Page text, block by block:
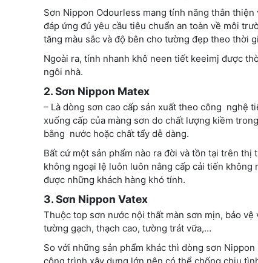
Sơn Nippon Odourless mang tính năng thân
đáp ứng đủ yêu cầu tiêu chuẩn an toàn về môi
tăng màu sắc và độ bên cho tường đẹp theo thời
Ngoài ra, tính nhanh khô neen tiết keeimj được
ngôi nhà.
2. Sơn Nippon Matex
– Là dòng sơn cao cấp sản xuất theo công nghệ
xuống cấp của màng sơn do chất lượng kiềm
bằng nước hoặc chất tẩy dễ dàng.
Bất cứ một sản phẩm nào ra đời và tồn tại trên
không ngoại lệ luôn luôn nâng cấp cải tiến
được những khách hàng khó tính.
3. Sơn Nippon Vatex
Thuộc top sơn nước nội thất màn sơn mịn, bảo
tường gạch, thạch cao, tường trát vữa,…
So với những sản phẩm khác thì dòng sơn